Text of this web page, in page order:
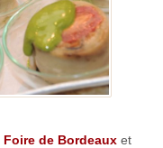
Foire de Bordeauxet